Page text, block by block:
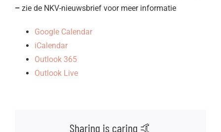
– zie de NKV-nieuwsbrief voor meer informatie
Google Calendar
iCalendar
Outlook 365
Outlook Live
Sharing is caring 🤙